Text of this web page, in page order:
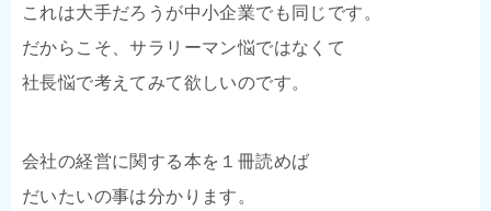
これは大手だろうが中小企業でも同じです。
だからこそ、サラリーマン悩ではなくて
社長悩で考えてみて欲しいのです。
会社の経営に関する本を１冊読めば
だいたいの事は分かります。